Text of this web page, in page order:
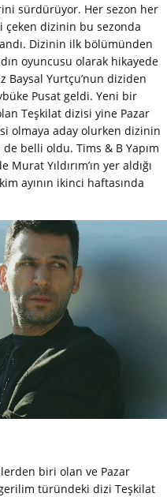
sürdürüyor. Her sezon her
çeken dizinin bu sezonda
Dizinin ilk bölümünden
oyuncusu olarak hikayede
Baysal Yurtçu’nun diziden
Pusat geldi. Yeni bir
Teşkilat dizisi yine Pazar
olmaya aday olurken dizinin
belli oldu. Tims & B Yapım
Yıldırım’ın yer aldığı
ayının ikinci haftasında
biri olan ve Pazar
türündeki dizi Teşkilat